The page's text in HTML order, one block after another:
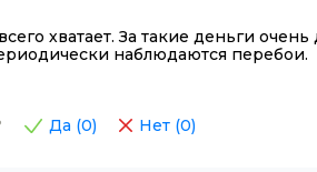
хватает. За такие деньги
наблюдаются перебои.
Да (0) Нет (0)